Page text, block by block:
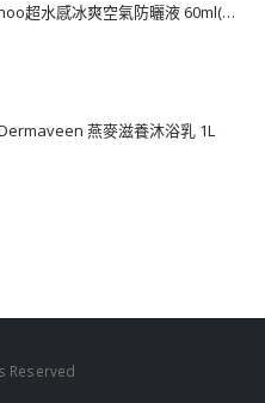
[K608073]韓國 Whoo超水感冰爽空氣防曬液 60ml(送13ml*4支)
燕麥滋養沐浴乳 1L
Reserved